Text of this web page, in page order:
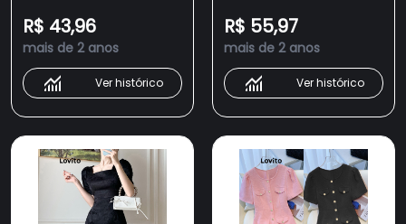
LBL07192
R$ 43,96
mais de 2 anos
Ver histórico
L71ED170
(Preto/Damasco)
R$ 55,97
mais de 2 anos
Ver histórico